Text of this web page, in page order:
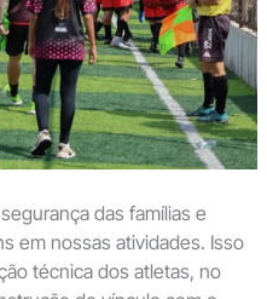
das famílias e
em nossas atividades. Isso
técnica dos atletas, no